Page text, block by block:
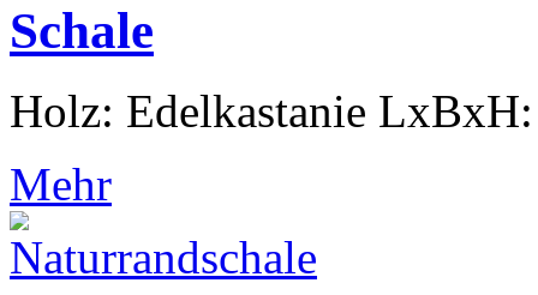
Schale
Holz: Edelkastanie
Mehr